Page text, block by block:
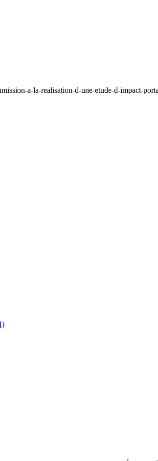
a-la-realisation-d-une-etude-d-impact-